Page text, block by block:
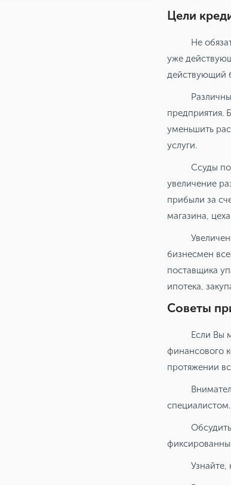
Цели
Не
уже
действующий
предприятия.
уменьшить
услуги.
Ссуды
увеличение
прибыли за
магазина,
бизнесмен
поставщика
ипотека,
Советы
Если Вы
финансового
протяжении
специалистом.
Узнайте,